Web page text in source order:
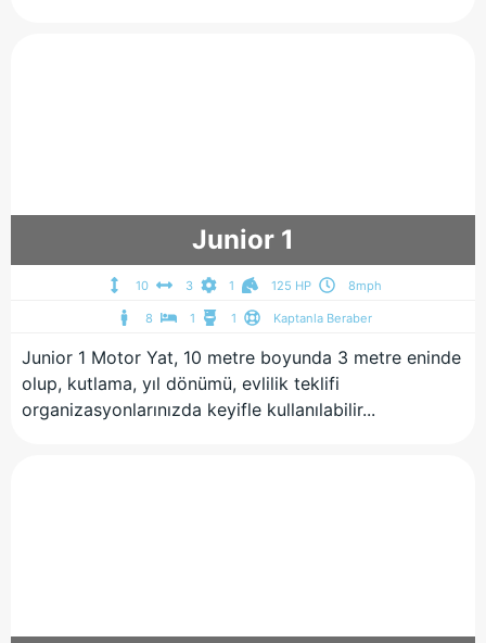
Junior 1
10 3 1 125 HP 8mph
8 1 1 Kaptanla Beraber
Junior 1 Motor Yat, 10 metre boyunda 3 metre eninde
olup, kutlama, yıl dönümü, evlilik teklifi
organizasyonlarınızda keyifle kullanılabilir...